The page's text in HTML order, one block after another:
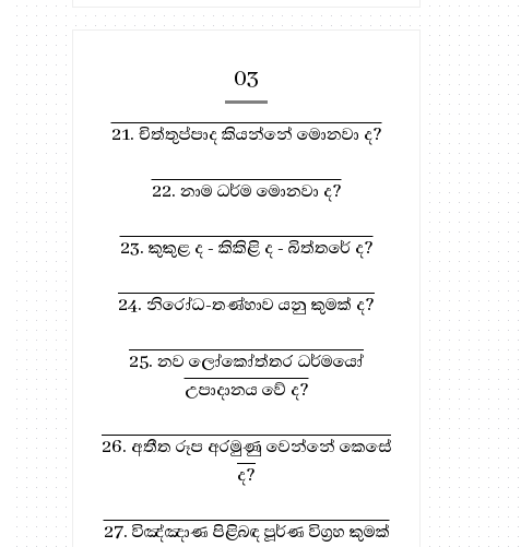
03
21. චිත්තුප්පාද කියන්නේ මොනවා ද?
22. නාම ධර්ම මොනවා ද?
23. කුකුළ ද - කිකිළි ද - බිත්තරේ ද?
24. නිරෝධ-තණ්හාව යනු කුමක් ද?
25. නව ලෝකෝත්තර ධර්මයෝ
උපාදානය වේ ද?
26. අතීත රූප අරමුණු වෙන්නේ කෙසේ
ද?
27. විඤ්ඤාණ පිළිබඳ පූර්ණ විග්‍රහ කුමක්